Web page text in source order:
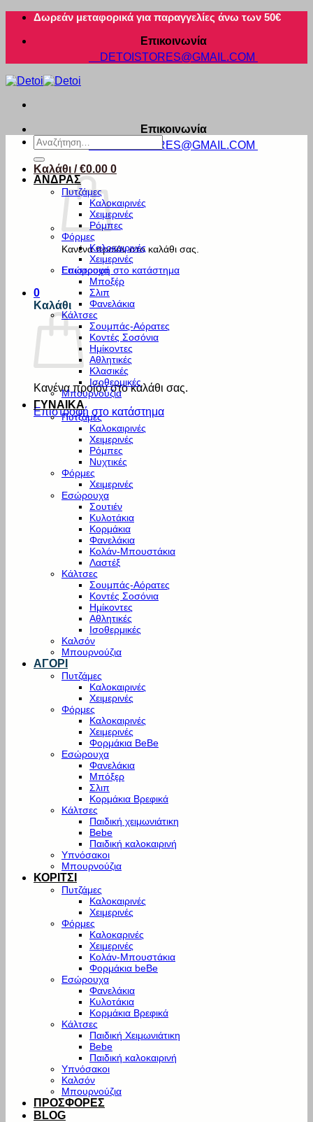
Μετάβαση
περιεχόμενο
Δωρεάν μεταφορικά για παραγγελίες άνω των 50€
Επικοινωνία
DETOISTORES@GMAIL.COM
Επικοινωνία
DETOISTORES@GMAIL.COM
Καλάθι /€0.00 0
Κανένα προϊόν στο καλάθι σας.
Επιστροφή στο κατάστημα
0
Καλάθι
Κανένα προϊόν στο καλάθι σας.
Επιστροφή στο κατάστημα
Αναζήτηση
για:
ΑΝΔΡΑΣ
Πυτζάμες
Καλοκαιρινές
Χειμερινές
Ρόμπες
Φόρμες
Καλοκαιρινές
Χειμερινές
Εσώρουχα
Μποξέρ
Σλιπ
Φανελάκια
Κάλτσες
Σουμπάς-Αόρατες
Κοντές Σοσόνια
Ημίκοντες
Αθλητικές
Κλασικές
Ισοθερμικές
Μπουρνούζια
ΓΥΝΑΙΚΑ
Πυτζάμες
Καλοκαιρινές
Χειμερινές
Ρόμπες
Νυχτικές
Φόρμες
Χειμερινές
Εσώρουχα
Σουτιέν
Κυλοτάκια
Κορμάκια
Φανελάκια
Κολάν-Μπουστάκια
Λαστέξ
Κάλτσες
Σουμπάς-Αόρατες
Κοντές Σοσόνια
Ημίκοντες
Αθλητικές
Ισοθερμικές
Καλσόν
Μπουρνούζια
ΑΓΟΡΙ
Πυτζάμες
Καλοκαιρινές
Χειμερινές
Φόρμες
Καλοκαιρινές
Χειμερινές
Φορμάκια BeBe
Εσώρουχα
Φανελάκια
Μπόξερ
Σλιπ
Κορμάκια Βρεφικά
Κάλτσες
Παιδική χειμωνιάτικη
Bebe
Παιδική καλοκαιρινή
Υπνόσακοι
Μπουρνούζια
ΚΟΡΙΤΣΙ
Πυτζάμες
Καλοκαιρινές
Χειμερινές
Φόρμες
Καλοκαρινές
Χειμερινές
Κολάν-Μπουστάκια
Φορμάκια beBe
Εσώρουχα
Φανελάκια
Κυλοτάκια
Κορμάκια Βρεφικά
Κάλτσες
Παιδική Χειμωνιάτικη
Bebe
Παιδική καλοκαιρινή
Υπνόσακοι
Καλσόν
Μπουρνούζια
ΠΡΟΣΦΟΡΕΣ
BLOG